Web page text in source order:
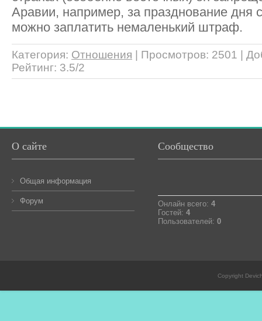
Аравии, например, за празднование дня
можно заплатить немаленький штраф.
Категория: Отношения Просмотров: 2501 |
Рейтинг: 3.5/2
О сайте
Общая информация
Форум
Сообщество
Онлайн всего: 4
Гостей: 4
Пользователей: 0
Copyright